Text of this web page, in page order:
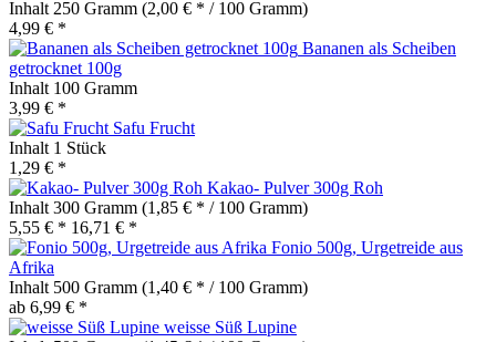
Inhalt 250 Gramm (2,00 € * / 100 Gramm)
4,99 € *
Bananen als Scheiben
getrocknet 100g
Inhalt 100 Gramm
3,99 € *
Safu Frucht
Inhalt 1 Stück
1,29 € *
Kakao- Pulver 300g Roh
Inhalt 300 Gramm (1,85 € * / 100 Gramm)
5,55 € * 16,71 € *
Fonio 500g, Urgetreide aus
Afrika
Inhalt 500 Gramm (1,40 € * / 100 Gramm)
ab 6,99 € *
weisse Süß Lupine